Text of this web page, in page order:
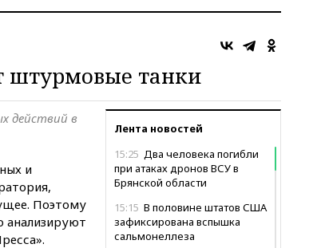
штурмовые танки
Лента новостей
15:25 Два человека погибли
при атаках дронов ВСУ в
Брянской области
15:15 В половине штатов США
зафиксирована вспышка
сальмонеллеза
действий в
и
Поэтому
анализируют